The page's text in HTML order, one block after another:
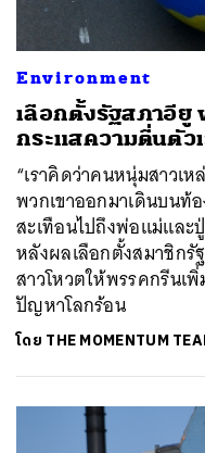
Environment
เลือกตั้งรัฐสภาอียู
กระแสความตื่นตัว
“เราคิดว่าคนหนุ่มสาวเ
พวกเขาออกมาเดินบนท้
สะเทือนไปถึงพ่อแม่และ
หลังผลเลือกตั้งสมาชิกรั
สาวโหวตให้พรรคกรีนเ
ปัญหาโลกร้อน
โดย THE MOMENTUM
SHARE